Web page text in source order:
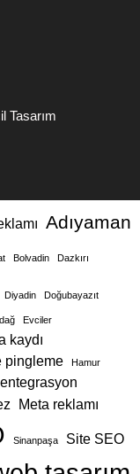
Tasarım
Adıyaman
Bolvadin Dazkırı
Diyadin Doğubayazıt
Evciler
kaydı
pingleme
Hamur
Meta reklamı
Sinanpaşa Site SEO